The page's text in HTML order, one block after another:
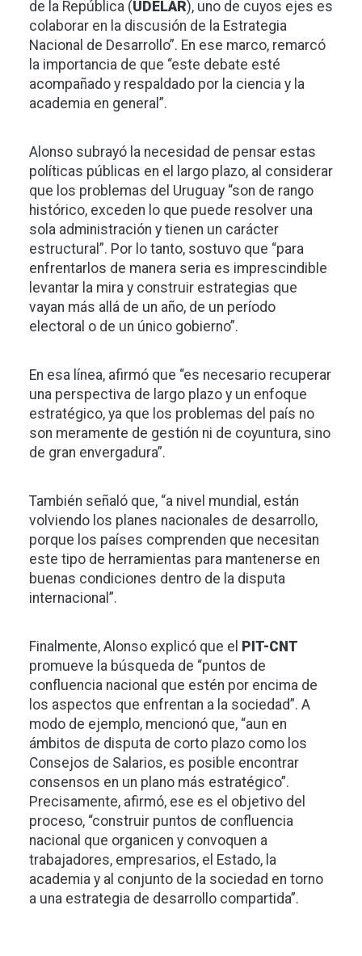
de la República (UDELAR), uno de cuyos ejes es
colaborar en la discusión de la Estrategia
Nacional de Desarrollo”. En ese marco, remarcó
la importancia de que “este debate esté
acompañado y respaldado por la ciencia y la
academia en general”.
Alonso subrayó la necesidad de pensar estas
políticas públicas en el largo plazo, al considerar
que los problemas del Uruguay “son de rango
histórico, exceden lo que puede resolver una
sola administración y tienen un carácter
estructural”. Por lo tanto, sostuvo que “para
enfrentarlos de manera seria es imprescindible
levantar la mira y construir estrategias que
vayan más allá de un año, de un período
electoral o de un único gobierno”.
En esa línea, afirmó que “es necesario recuperar
una perspectiva de largo plazo y un enfoque
estratégico, ya que los problemas del país no
son meramente de gestión ni de coyuntura, sino
de gran envergadura”.
También señaló que, “a nivel mundial, están
volviendo los planes nacionales de desarrollo,
porque los países comprenden que necesitan
este tipo de herramientas para mantenerse en
buenas condiciones dentro de la disputa
internacional”.
Finalmente, Alonso explicó que el PIT-CNT
promueve la búsqueda de “puntos de
confluencia nacional que estén por encima de
los aspectos que enfrentan a la sociedad”. A
modo de ejemplo, mencionó que, “aun en
ámbitos de disputa de corto plazo como los
Consejos de Salarios, es posible encontrar
consensos en un plano más estratégico”.
Precisamente, afirmó, ese es el objetivo del
proceso, “construir puntos de confluencia
nacional que organicen y convoquen a
trabajadores, empresarios, el Estado, la
academia y al conjunto de la sociedad en torno
a una estrategia de desarrollo compartida”.